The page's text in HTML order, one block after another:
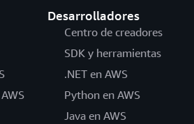
Desarrolladores
Centro de creadores
SDK y herramientas
.NET en AWS
Python en AWS
Java en AWS